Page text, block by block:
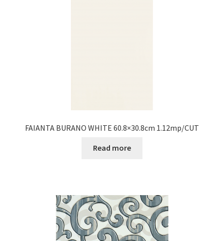
FAIANTA BURANO WHITE 60.8×30.8cm 1.12mp/CUT
Read more